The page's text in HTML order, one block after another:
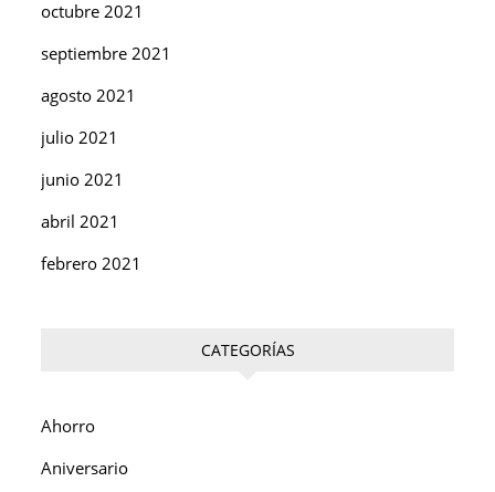
octubre 2021
septiembre 2021
agosto 2021
julio 2021
junio 2021
abril 2021
febrero 2021
CATEGORÍAS
Ahorro
Aniversario